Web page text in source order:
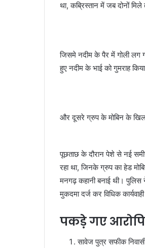
था, कब्रिस्तान में जब दोनों
जिसमे नदीम के पैर में गोली लग
हुए नदीम के भाई को गुमराह
और दूसरे ग्रुप के मोबिन के
पूछताछ के दौरान पेशे से नई
रहा था, जिनके ग्रुप का हेड
मनगढ़ कहानी बनाई थी। पुलिस
मुकदमा दर्ज कर विधिक
पकड़े गए
सावेज पुत्र सफीक निवासी